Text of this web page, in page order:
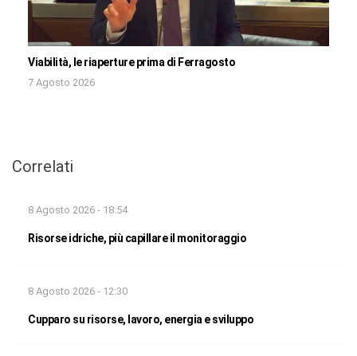
Viabilità, le riaperture prima di Ferragosto
7 Agosto 2026
Correlati
8 Agosto 2026 - 18:54
Risorse idriche, più capillare il monitoraggio
8 Agosto 2026 - 12:30
Cupparo su risorse, lavoro, energia e sviluppo